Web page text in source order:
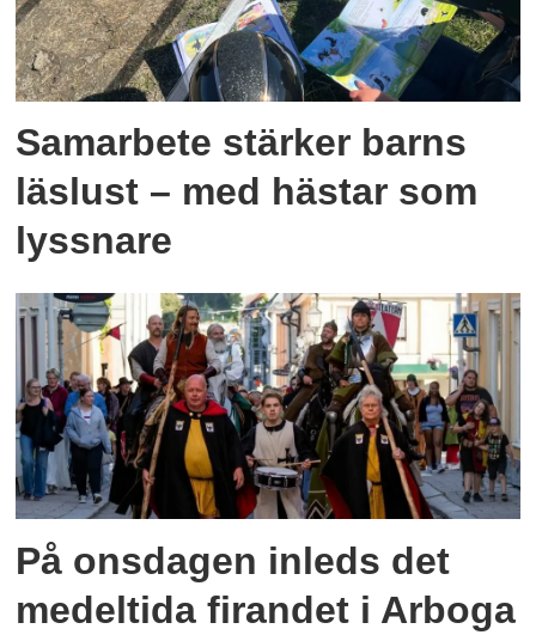
Samarbete stärker barns
läslust – med hästar som
lyssnare
På onsdagen inleds det
medeltida firandet i Arboga